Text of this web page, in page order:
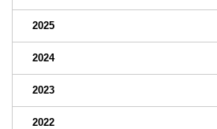
2025
2024
2023
2022